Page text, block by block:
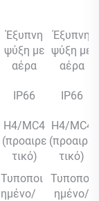
Έξυπνη
ψύξη με
αέρα
Έξυπνη
ψύξη με
αέρα
IP66 IP66
H4/MC4
(προαιρε
τικό)
H4/MC4
(προαιρε
τικό)
Τυποποι
ημένο/
Τυποποι
ημένο/